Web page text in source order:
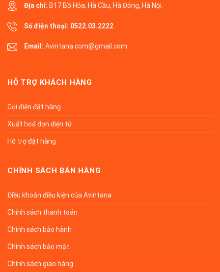
Địa chỉ: B17 Bồ Hỏa, Hà Cầu, Hà Đông, Hà Nội.
Số điện thoại: 0522.03.2222
Email: Avintana.com@gmail.com
HỖ TRỢ KHÁCH HÀNG
Gọi điện đặt hàng
Xuất hoá đơn điện tử
Hỗ trợ đặt hàng
CHÍNH SÁCH BÁN HÀNG
Điều khoản điều kiện của Avintana
Chính sách thanh toán
Chính sách bảo hành
Chính sách bảo mật
Chính sách giao hàng